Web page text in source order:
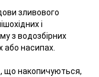
зливового
і
з водозбірних
або насипах.
що накопичуються,